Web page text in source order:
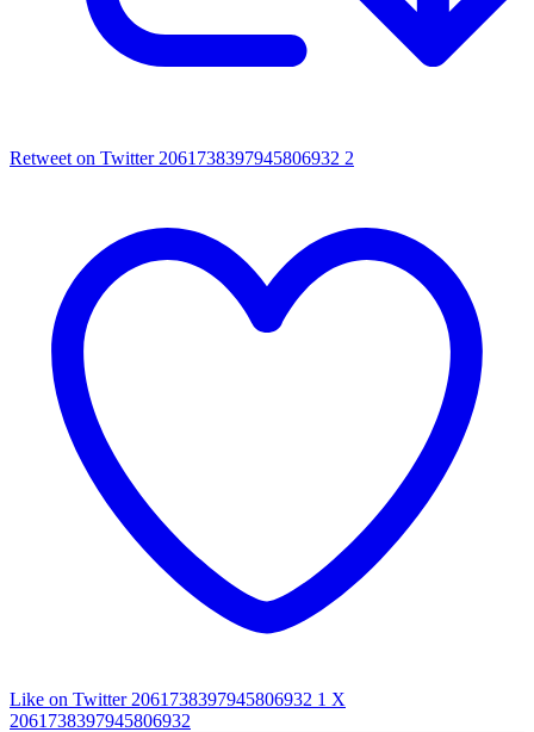
Retweet on Twitter 2061738397945806932 2
Like on Twitter 2061738397945806932 1 X
2061738397945806932